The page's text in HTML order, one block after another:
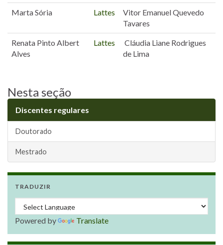
Marta Sória Lattes
Vitor Emanuel Quevedo
Tavares
Renata Pinto Albert
Alves
Lattes
Cláudia Liane Rodrigues
de Lima
Nesta seção
Discentes regulares
Doutorado
Mestrado
TRADUZIR
Powered by Translate